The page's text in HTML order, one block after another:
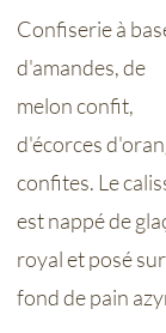
Confiserie à
d'amandes, de
melon confit,
d'écorces
confites. Le
est nappé de
royal et posé
fond de pain